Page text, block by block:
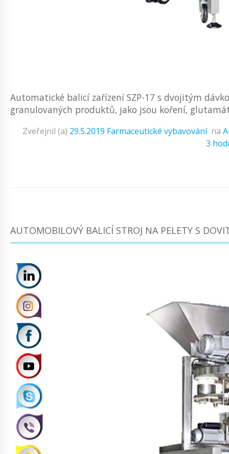
Automatické balicí zařízení SZP-17 s dvojitým
granulovaných produktů, jako jsou koření,
Zveřejnil (a) 29.5.2019 Farmaceutické vybavování na
3
AUTOMOBILOVÝ BALICÍ STROJ NA PELETY S